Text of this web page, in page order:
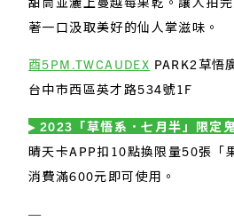
著一口汲取美好的仙人掌滋味。
酉5PM.TWCAUDEX PARK2草悟
台中市西區英才路534號1F
▸ 2023「草悟系．七月半」限定
晴天卡APP扣10點換限量50張「
消費滿600元即可使用。
—